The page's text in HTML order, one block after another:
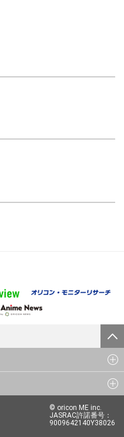
© oricon ME inc.
JASRAC許諾番号：
9009642140Y38026